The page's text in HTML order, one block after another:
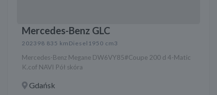
Mercedes-Benz GLC
2023 98 835 km Diesel 1950 cm3
Mercedes-Benz Megane DW6VY85#Coupe 200 d 4-Matic
K.cof NAVI Pół skóra
Gdańsk